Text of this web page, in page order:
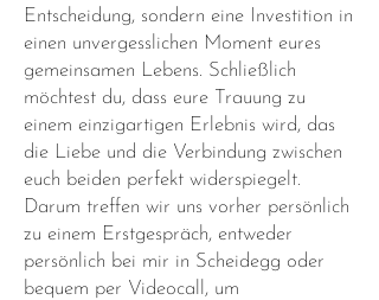
Entscheidung, sondern eine Investition in
einen unvergesslichen Moment eures
gemeinsamen Lebens. Schließlich
möchtest du, dass eure Trauung zu
einem einzigartigen Erlebnis wird, das
die Liebe und die Verbindung zwischen
euch beiden perfekt widerspiegelt.
Darum treffen wir uns vorher persönlich
zu einem Erstgespräch, entweder
persönlich bei mir in Scheidegg oder
bequem per Videocall, um